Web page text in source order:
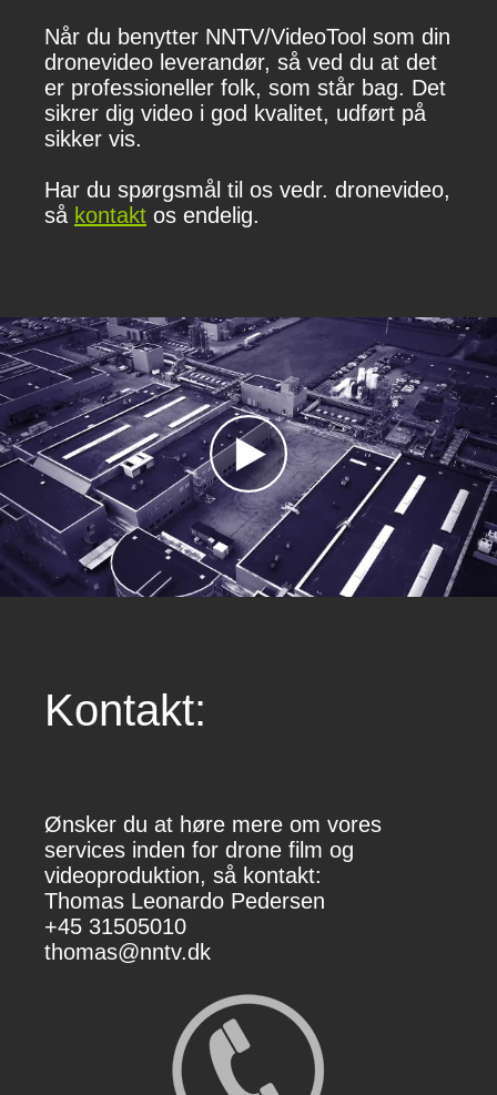
Når du benytter NNTV/VideoTool som din
dronevideo leverandør, så ved du at det
er professioneller folk, som står bag. Det
sikrer dig video i god kvalitet, udført på
sikker vis.
Har du spørgsmål til os vedr. dronevideo,
så kontakt os endelig.
Kontakt:
Ønsker du at høre mere om vores
services inden for drone film og
videoproduktion, så kontakt:
Thomas Leonardo Pedersen
+45 31505010
thomas@nntv.dk